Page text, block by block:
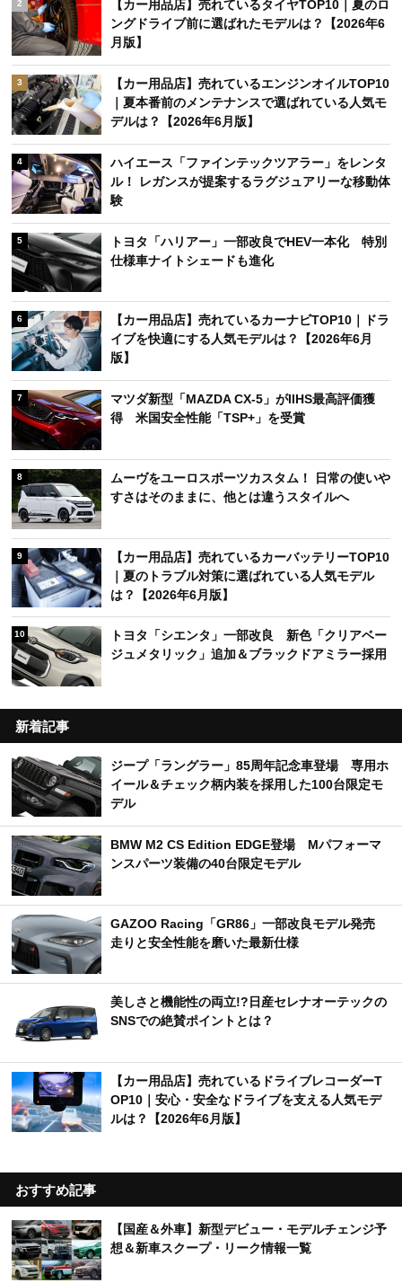
2
【カー用品店】売れているタイヤTOP10｜夏のロ
ングドライブ前に選ばれたモデルは？【2026年6
月版】
3
【カー用品店】売れているエンジンオイルTOP10
｜夏本番前のメンテナンスで選ばれている人気モ
デルは？【2026年6月版】
4
ハイエース「ファインテックツアラー」をレンタ
ル！ レガンスが提案するラグジュアリーな移動体
験
5
トヨタ「ハリアー」一部改良でHEV一本化 特別
仕様車ナイトシェードも進化
6
【カー用品店】売れているカーナビTOP10｜ドラ
イブを快適にする人気モデルは？【2026年6月
版】
7
マツダ新型「MAZDA CX-5」がIIHS最高評価獲
得 米国安全性能「TSP+」を受賞
8
ムーヴをユーロスポーツカスタム！ 日常の使いや
すさはそのままに、他とは違うスタイルへ
9
【カー用品店】売れているカーバッテリーTOP10
｜夏のトラブル対策に選ばれている人気モデル
は？【2026年6月版】
10
トヨタ「シエンタ」一部改良 新色「クリアベー
ジュメタリック」追加＆ブラックドアミラー採用
新着記事
ジープ「ラングラー」85周年記念車登場 専用ホ
イール＆チェック柄内装を採用した100台限定モ
デル
BMW M2 CS Edition EDGE登場 Mパフォーマ
ンスパーツ装備の40台限定モデル
GAZOO Racing「GR86」一部改良モデル発売
走りと安全性能を磨いた最新仕様
美しさと機能性の両立!?日産セレナオーテックの
SNSでの絶賛ポイントとは？
【カー用品店】売れているドライブレコーダーT
OP10｜安心・安全なドライブを支える人気モデ
ルは？【2026年6月版】
おすすめ記事
【国産＆外車】新型デビュー・モデルチェンジ予
想＆新車スクープ・リーク情報一覧